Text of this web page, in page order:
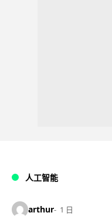
人工智能
arthur 1 日